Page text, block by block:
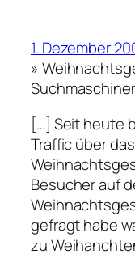
1. Dezember
»
[…] Seit heute
Traffic über
Besucher auf
gefragt habe
zu